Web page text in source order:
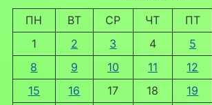
ПН ВТ СР ЧТ ПТ
1
2 3 4 5
8
9 10 11 12
15
16 17 18 19